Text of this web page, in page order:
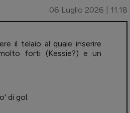
06 Luglio 2026 | 11.18
il telaio al quale inserire
forti (Kessie?) e un
di gol.